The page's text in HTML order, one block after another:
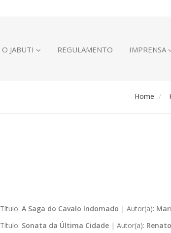
O JABUTI REGULAMENTO IMPRENSA
Home
Título: A Saga do Cavalo Indomado | Autor(a):
Título: Sonata da Última Cidade| Autor(a):